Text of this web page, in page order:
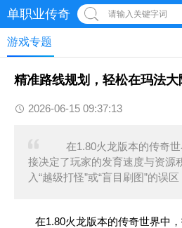
单职业传奇 请输入关键字词
游戏专题
精准路线规划，轻松在玛法
2026-06-15 09:37:13
在1.80火龙版本的传奇世
接决定了玩家的发育速度与资源
入“越级打怪”或“盲目刷图”的误
在1.80火龙版本的传奇世界中，